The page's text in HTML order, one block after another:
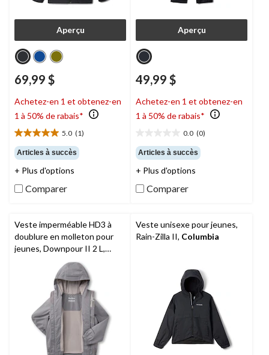
Aperçu
69,99 $
Achetez-en 1 et obtenez-en
1 à 50% de rabais*
5.0 (1)
5.0
étoile(s)
sur
5.
1
évaluation
Articles à succès
+ Plus d'options
Comparer
Aperçu
49,99 $
Achetez-en 1 et obtenez-en
1 à 50% de rabais*
0.0 (0)
étoile(s)
sur
5.
Articles à succès
+ Plus d'options
Comparer
Veste imperméable HD3 à
doublure en molleton pour
jeunes, Downpour II 2 L,
Veste unisexe pour jeunes,
Rain-Zilla II, Columbia